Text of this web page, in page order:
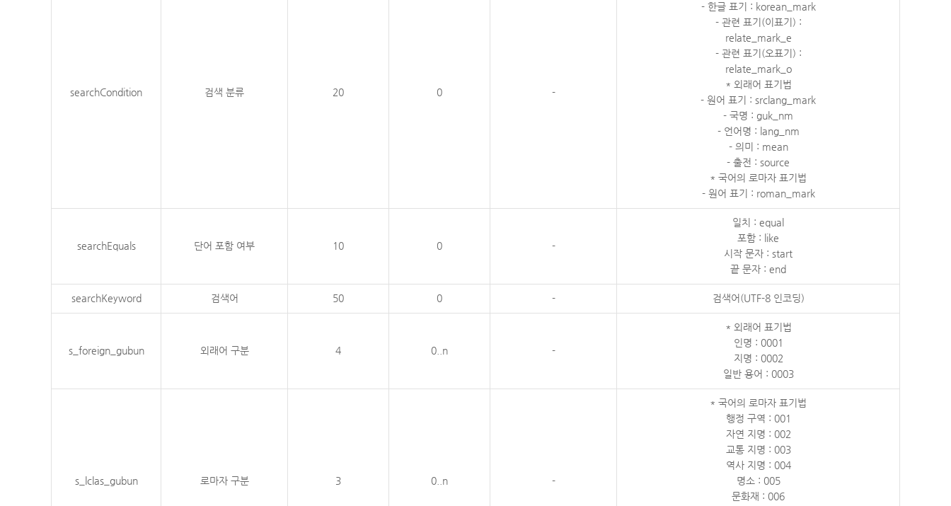
searchCondition 검색 분류 20 0 -
- 한글 표기 : korean_mark
- 관련 표기(이표기) :
relate_mark_e
- 관련 표기(오표기) :
relate_mark_o
* 외래어 표기법
- 원어 표기 : srclang_mark
- 국명 : guk_nm
- 언어명 : lang_nm
- 의미 : mean
- 출전 : source
* 국어의 로마자 표기법
- 원어 표기 : roman_mark
searchEquals 단어 포함 여부 10 0 -
일치 : equal
포함 : like
시작 문자 : start
끝 문자 : end
searchKeyword 검색어 50 0 - 검색어(UTF-8 인코딩)
s_foreign_gubun 외래어 구분 4 0..n -
* 외래어 표기법
인명 : 0001
지명 : 0002
일반 용어 : 0003
s_lclas_gubun 로마자 구분 3 0..n -
* 국어의 로마자 표기법
행정 구역 : 001
자연 지명 : 002
교통 지명 : 003
역사 지명 : 004
명소 : 005
문화재 : 006